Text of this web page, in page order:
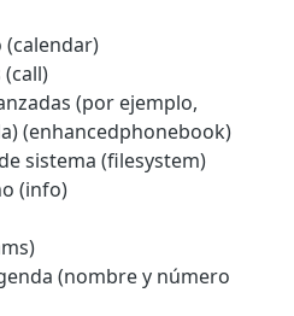
(calendar)
(por ejemplo,
(enhancedphonebook)
sistema (filesystem)
(info)
(nombre y número